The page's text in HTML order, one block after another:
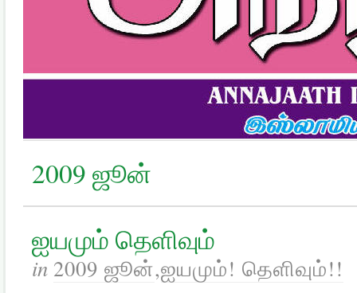
2009 ஜூன்
ஐயமும் தெளிவும்
in 2009 ஜூன்,ஐயமும்! தெளிவும்!!